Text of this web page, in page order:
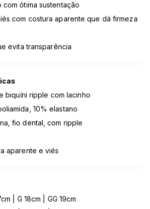
ótima sustentação
com costura aparente que dá firmeza
evita transparência
biquíni ripple com lacinho
10% elastano
fio dental, com ripple
aparente e viés
| G 18cm | GG 19cm